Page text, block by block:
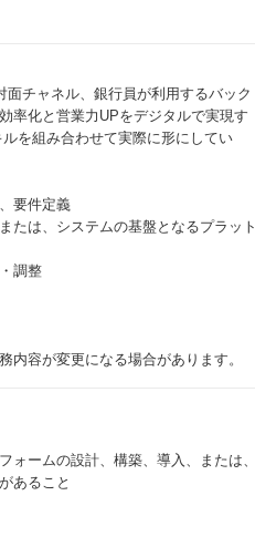
チャネル、銀行員が利用するバック
率化と営業力UPをデジタルで実現す
を組み合わせて実際に形にしてい
要件定義
たは、システムの基盤となるプラット
調整
内容が変更になる場合があります。
ームの設計、構築、導入、または、
あること